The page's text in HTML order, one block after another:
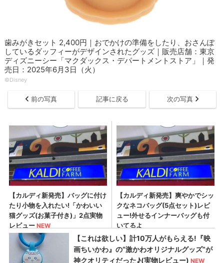
歯みがきセット 2,400円｜おでかけの準備をしたり、おさんぽ
しているダッフィーがデザインされたグッズ｜販売店舗：東京
ディズニーシー「マクダックス・デパートメントストア」｜発
売日：2025年6月3日（火）
©Disney
前の写真 記事に戻る 次の写真